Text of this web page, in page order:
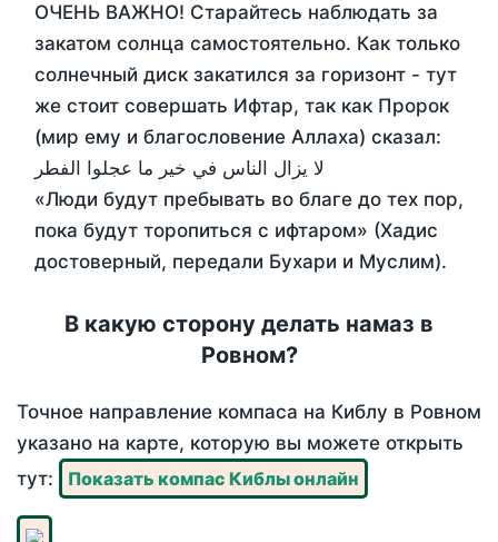
ОЧЕНЬ ВАЖНО! Старайтесь наблюдать за
закатом солнца самостоятельно. Как только
солнечный диск закатился за горизонт - тут
же стоит совершать Ифтар, так как Пророк
(мир ему и благословение Аллаха) сказал:
لا يزال الناس في خير ما عجلوا الفطر
«Люди будут пребывать во благе до тех пор,
пока будут торопиться с ифтаром» (Хадис
достоверный, передали Бухари и Муслим).
В какую сторону делать намаз в
Ровном?
Точное направление компаса на Киблу в Ровном
указано на карте, которую вы можете открыть
тут:
Показать компас Киблы онлайн